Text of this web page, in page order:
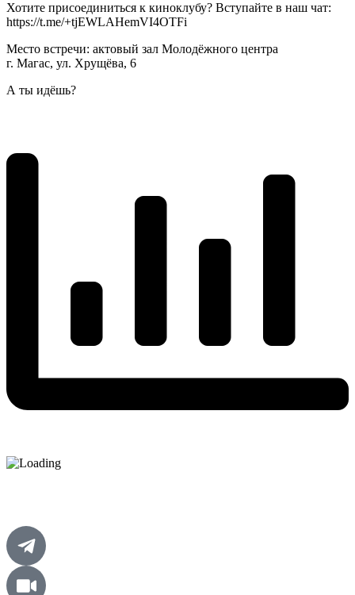
Хотите присоединиться к киноклубу? Вступайте в наш чат:
https://t.me/+tjEWLAHemVI4OTFi
Место встречи: актовый зал Молодёжного центра
г. Магас, ул. Хрущёва, 6
А ты идёшь?